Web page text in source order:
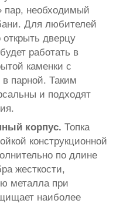
пар, необходимый
Для любителей
дверцу
работать в
каменки с
парной. Таким
и подходят
корпус. Топка
конструкционной
по длине
жесткости,
металла при
наиболее